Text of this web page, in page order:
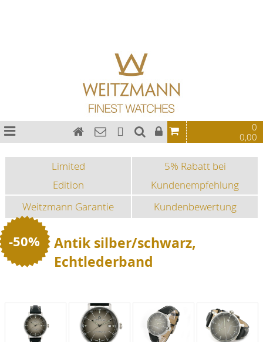
0
0,00
Limited
Edition
5% Rabatt bei
Kundenempfehlung
Weitzmann Garantie
Kundenbewertung
-50%
Antik silber/schwarz,
Echtlederband